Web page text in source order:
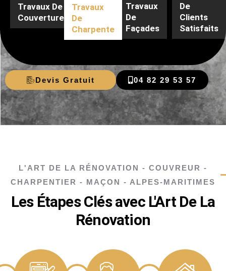
Travaux De
Couverture
Travaux
De
Charpente
Travaux
De
Façades
De
Clients
Satisfaits
Devis Gratuit 04 82 29 53 57
L'ART DE LA RÉNOVATION - COUVREUR -
CHARPENTIER - MAÇON - ALPES-MARITIMES
Les Étapes Clés avec L'Art De La
Rénovation